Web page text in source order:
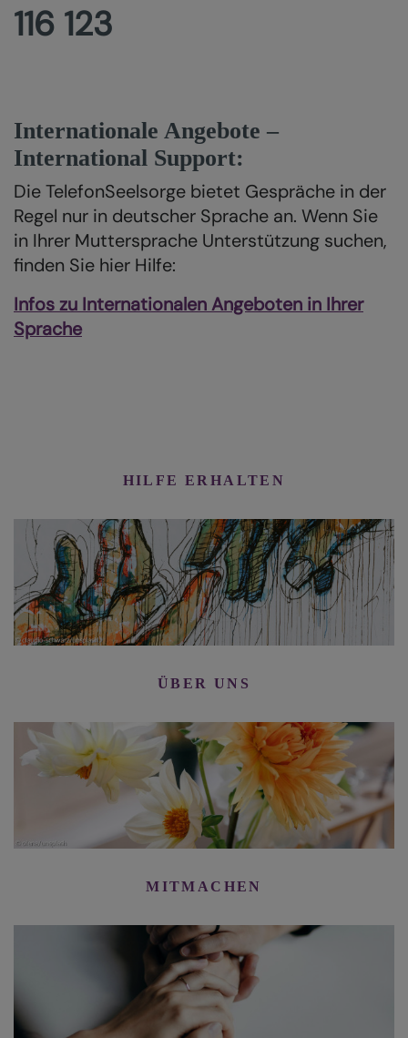
116 123
Internationale Angebote –
International Support:
Die TelefonSeelsorge bietet Gespräche in der
Regel nur in deutscher Sprache an. Wenn Sie
in Ihrer Muttersprache Unterstützung suchen,
finden Sie hier Hilfe:
Infos zu Internationalen Angeboten in Ihrer
Sprache
HILFE ERHALTEN
ÜBER UNS
MITMACHEN